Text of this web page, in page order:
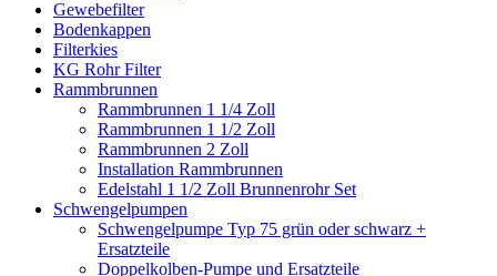
Gewebefilter
Bodenkappen
Filterkies
KG Rohr Filter
Rammbrunnen
Rammbrunnen 1 1/4 Zoll
Rammbrunnen 1 1/2 Zoll
Rammbrunnen 2 Zoll
Installation Rammbrunnen
Edelstahl 1 1/2 Zoll Brunnenrohr Set
Schwengelpumpen
Schwengelpumpe Typ 75 grün oder schwarz +
Ersatzteile
Doppelkolben-Pumpe und Ersatzteile